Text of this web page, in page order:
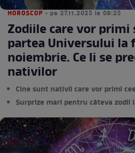
HOROSCOP • pe 27.11.2025 la 09:25
Zodiile care vor primi
partea Universului
noiembrie. Ce li se
nativilor
Cine sunt nativii care vor primi
Surprize mari pentru câteva zodii